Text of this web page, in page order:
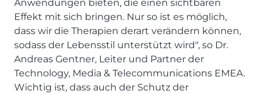
Anwendungen bieten, die einen sichtbaren
Effekt mit sich bringen. Nur so ist es möglich,
dass wir die Therapien derart verändern können,
sodass der Lebensstil unterstützt wird", so Dr.
Andreas Gentner, Leiter und Partner der
Technology, Media & Telecommunications EMEA.
Wichtig ist, dass auch der Schutz der